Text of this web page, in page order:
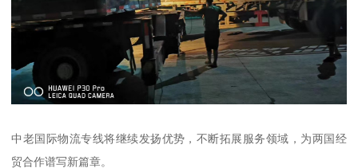
中老国际物流专线将继续发扬优势，不断拓展服务领域，为两国经
贸合作谱写新篇章。